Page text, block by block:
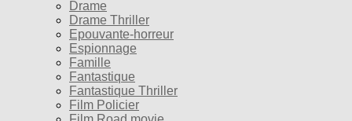
Drame
Drame Thriller
Epouvante-horreur
Espionnage
Famille
Fantastique
Fantastique Thriller
Film Policier